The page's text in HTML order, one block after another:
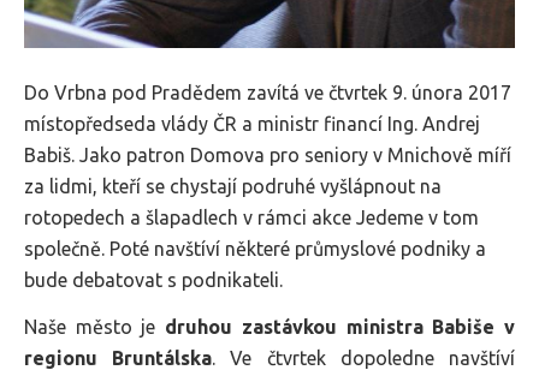
Do Vrbna pod Pradědem zavítá ve čtvrtek 9. února 2017
místopředseda vlády ČR a ministr financí Ing. Andrej
Babiš. Jako patron Domova pro seniory v Mnichově míří
za lidmi, kteří se chystají podruhé vyšlápnout na
rotopedech a šlapadlech v rámci akce Jedeme v tom
společně. Poté navštíví některé průmyslové podniky a
bude debatovat s podnikateli.
Naše město je druhou zastávkou ministra Babiše v
regionu Bruntálska. Ve čtvrtek dopoledne navštíví